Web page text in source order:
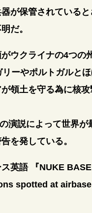
が保管されている
だ。
ウクライナの4つの
ーやポルトガルとほ
領土を守る為に核
演説によって世界
を発している。
ス英語 『NUKE
spotted at